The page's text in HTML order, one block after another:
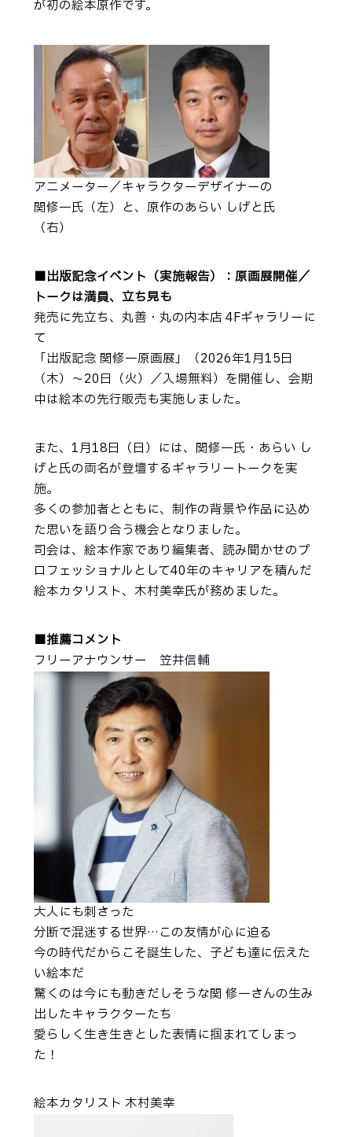
が初の絵本原作です。
アニメーター／キャラクターデザイナーの
関修一氏（左）と、原作のあらい しげと氏
（右）
■出版記念イベント（実施報告）：原画展開催／
トークは満員、立ち見も
発売に先立ち、丸善・丸の内本店 4Fギャラリーに
て
「出版記念 関修一原画展」（2026年1月15日
（木）～20日（火）／入場無料）を開催し、会期
中は絵本の先行販売も実施しました。
また、1月18日（日）には、関修一氏・あらい し
げと氏の両名が登壇するギャラリートークを実
施。
多くの参加者とともに、制作の背景や作品に込め
た思いを語り合う機会となりました。
司会は、絵本作家であり編集者、読み聞かせのプ
ロフェッショナルとして40年のキャリアを積んだ
絵本カタリスト、木村美幸氏が務めました。
■推薦コメント
フリーアナウンサー 笠井信輔
大人にも刺さった
分断で混迷する世界…この友情が心に迫る
今の時代だからこそ誕生した、子ども達に伝えた
い絵本だ
驚くのは今にも動きだしそうな関 修一さんの生み
出したキャラクターたち
愛らしく生き生きとした表情に掴まれてしまっ
た！
絵本カタリスト 木村美幸